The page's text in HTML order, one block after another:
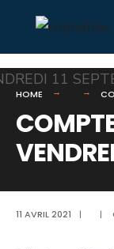
content
HOME
11 AVRIL 2021 | |
for: